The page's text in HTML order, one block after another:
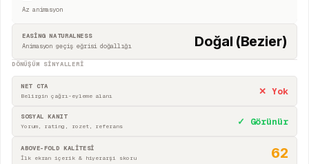
Az animasyon
EASING NATURALNESS
Animasyon geçiş eğrisi doğallığı
Doğal (Bezier)
DÖNÜŞÜM SINYALLERI
NET CTA
Belirgin çağrı-eyleme alanı ✕ Yok
SOSYAL KANIT
Yorum, rating, rozet, referans ✓ Görünür
ABOVE-FOLD KALİTESİ
İlk ekran içerik & hiyerarşi skoru 62